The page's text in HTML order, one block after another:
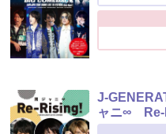
J-
ャニ∞ Re-